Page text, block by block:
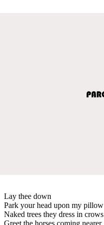
Lay thee down
Park your head upon my pillow
Naked trees they dress in crows
Greet the horses coming nearer